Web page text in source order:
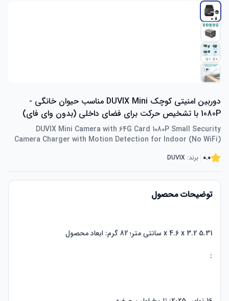
دوربین امنیتی کوچک DUVIX Mini مناسب حیوان خانگی -
1080P با تشخیص حرکت برای فضای داخلی (بدون وای فای)
DUVIX Mini Camera with 64G Card 1080P Small Security
Camera Charger with Motion Detection for Indoor (No WiFi)
0.0 برند: DUVIX
توضیحات محصول